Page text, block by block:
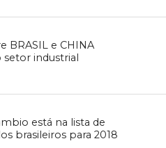
BRASIL e CHINA
industrial
está na lista de
brasileiros para 2018